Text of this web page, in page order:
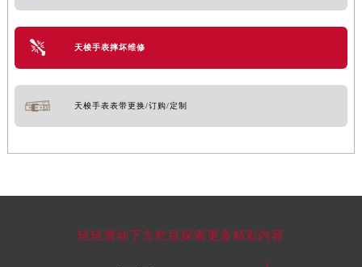
天梭手表摔坏维修
天梭手表表带更换/订购/定制
轻轻滑动下方栏目探索更多精彩内容